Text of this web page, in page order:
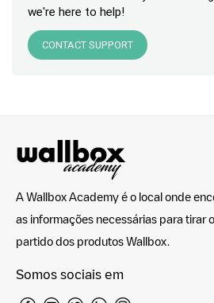
we're here to help!
CONTACT SUPPORT
A Wallbox Academy é o local onde
as informações necessárias para tirar
partido dos produtos Wallbox.
Somos sociais em